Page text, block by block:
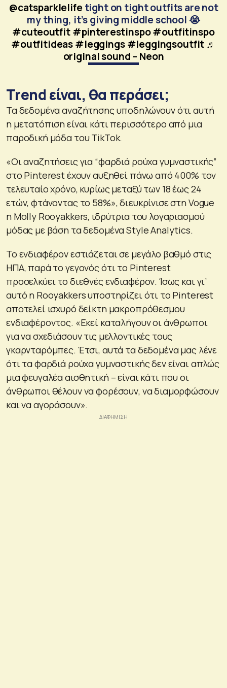
@catsparklelifetight on tight outfits are not
my thing, it’s giving middle school 😭
#cuteoutfit#pinterestinspo#outfitinspo
#outfitideas#leggings #leggingsoutfit ♬
original sound – Neon
Trend είναι, θα περάσει;
Τα δεδομένα αναζήτησης υποδηλώνουν ότι αυτή
η μετατόπιση είναι κάτι περισσότερο από μια
παροδική μόδα του TikTok.
«Οι αναζητήσεις για “φαρδιά ρούχα γυμναστικής”
στο Pinterest έχουν αυξηθεί πάνω από 400% τον
τελευταίο χρόνο, κυρίως μεταξύ των 18 έως 24
ετών, φτάνοντας το 58%», διευκρίνισε στη Vogue
η Molly Rooyakkers, ιδρύτρια του λογαριασμού
μόδας με βάση τα δεδομένα Style Analytics.
Το ενδιαφέρον εστιάζεται σε μεγάλο βαθμό στις
ΗΠΑ, παρά το γεγονός ότι το Pinterest
προσελκύει το διεθνές ενδιαφέρον. Ίσως και γι’
αυτό η Rooyakkers υποστηρίζει ότι το Pinterest
αποτελεί ισχυρό δείκτη μακροπρόθεσμου
ενδιαφέροντος. «Εκεί καταλήγουν οι άνθρωποι
για να σχεδιάσουν τις μελλοντικές τους
γκαρνταρόμπες. Έτσι, αυτά τα δεδομένα μας λένε
ότι τα φαρδιά ρούχα γυμναστικής δεν είναι απλώς
μια φευγαλέα αισθητική – είναι κάτι που οι
άνθρωποι θέλουν να φορέσουν, να διαμορφώσουν
και να αγοράσουν».